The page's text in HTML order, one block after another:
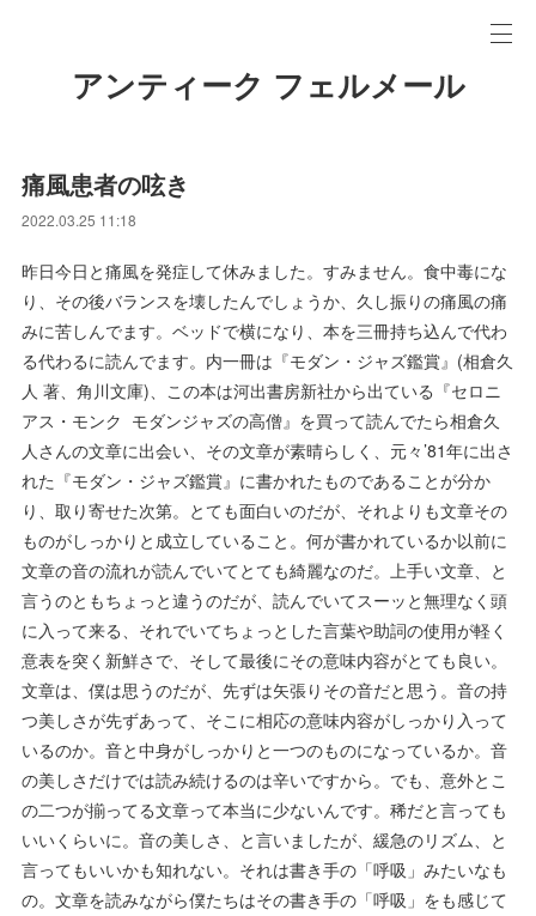
アンティーク フェルメール
痛風患者の呟き
2022.03.25 11:18
昨日今日と痛風を発症して休みました。すみません。食中毒にな
り、その後バランスを壊したんでしょうか、久し振りの痛風の痛
みに苦しんでます。ベッドで横になり、本を三冊持ち込んで代わ
る代わるに読んでます。内一冊は『モダン・ジャズ鑑賞』(相倉久
人 著、角川文庫)、この本は河出書房新社から出ている『セロニ
アス・モンク モダンジャズの高僧』を買って読んでたら相倉久
人さんの文章に出会い、その文章が素晴らしく、元々’81年に出さ
れた『モダン・ジャズ鑑賞』に書かれたものであることが分か
り、取り寄せた次第。とても面白いのだが、それよりも文章その
ものがしっかりと成立していること。何が書かれているか以前に
文章の音の流れが読んでいてとても綺麗なのだ。上手い文章、と
言うのともちょっと違うのだが、読んでいてスーッと無理なく頭
に入って来る、それでいてちょっとした言葉や助詞の使用が軽く
意表を突く新鮮さで、そして最後にその意味内容がとても良い。
文章は、僕は思うのだが、先ずは矢張りその音だと思う。音の持
つ美しさが先ずあって、そこに相応の意味内容がしっかり入って
いるのか。音と中身がしっかりと一つのものになっているか。音
の美しさだけでは読み続けるのは辛いですから。でも、意外とこ
の二つが揃ってる文章って本当に少ないんです。稀だと言っても
いいくらいに。音の美しさ、と言いましたが、緩急のリズム、と
言ってもいいかも知れない。それは書き手の「呼吸」みたいなも
の。文章を読みながら僕たちはその書き手の「呼吸」をも感じて